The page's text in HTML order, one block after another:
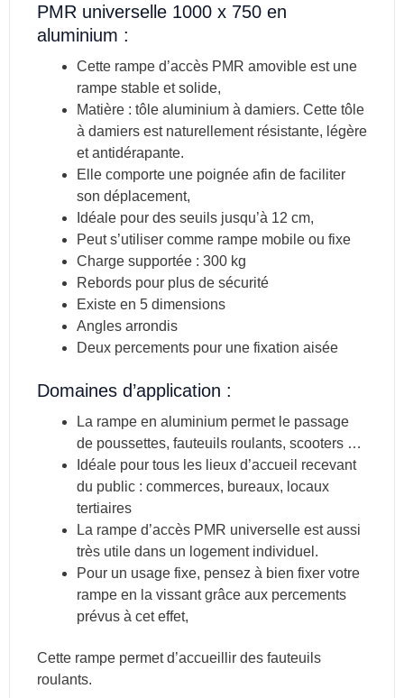
PMR universelle 1000 x 750 en
aluminium :
Cette rampe d’accès PMR amovible est une
rampe stable et solide,
Matière : tôle aluminium à damiers. Cette tôle
à damiers est naturellement résistante, légère
et antidérapante.
Elle comporte une poignée afin de faciliter
son déplacement,
Idéale pour des seuils jusqu’à 12 cm,
Peut s’utiliser comme rampe mobile ou fixe
Charge supportée : 300 kg
Rebords pour plus de sécurité
Existe en 5 dimensions
Angles arrondis
Deux percements pour une fixation aisée
Domaines d’application :
La rampe en aluminium permet le passage
de poussettes, fauteuils roulants, scooters …
Idéale pour tous les lieux d’accueil recevant
du public : commerces, bureaux, locaux
tertiaires
La rampe d’accès PMR universelle est aussi
très utile dans un logement individuel.
Pour un usage fixe, pensez à bien fixer votre
rampe en la vissant grâce aux percements
prévus à cet effet,
Cette rampe permet d’accueillir des fauteuils
roulants.